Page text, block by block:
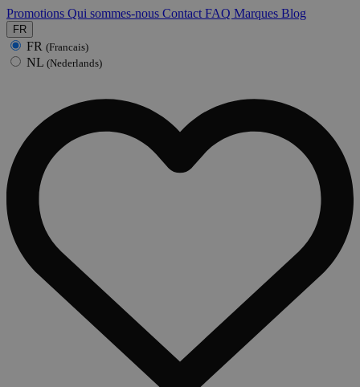
Promotions Qui sommes-nous Contact FAQ Marques Blog
FR
FR (Francais)
NL (Nederlands)